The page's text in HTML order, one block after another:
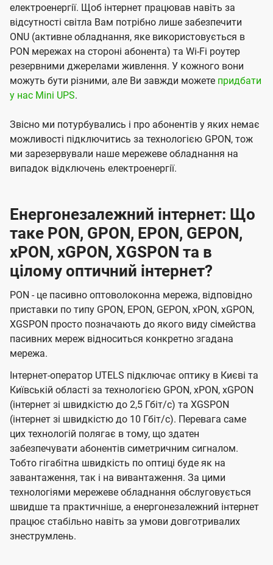
електроенергії. Щоб інтернет працював навіть за
відсутності світла Вам потрібно лише забезпечити
ONU (активне обладнання, яке використовується в
PON мережах на стороні абонента) та Wi-Fi роутер
резервними джерелами живлення. У кожного вони
можуть бути різними, але Ви завжди можете придбати
у нас Mini UPS.
Звісно ми потурбувались і про абонентів у яких немає
можливості підключитись за технологією GPON, тож
ми зарезервували наше мережеве обладнання на
випадок відключень електроенергії.
Енергонезалежний інтернет: Що
таке PON, GPON, EPON, GEPON,
xPON, xGPON, XGSPON та в
цілому оптичний інтернет?
PON - це пасивно оптоволоконна мережа, відповідно
приставки по типу GPON, EPON, GEPON, xPON, xGPON,
XGSPON просто позначають до якого виду сімейства
пасивних мереж відноситься конкретно згадана
мережа.
Інтернет-оператор UTELS підключає оптику в Києві та
Київській області за технологією GPON, xPON, xGPON
(інтернет зі швидкістю до 2,5 Гбіт/с) та XGSPON
(інтернет зі швидкістю до 10 Гбіт/с). Перевага саме
цих технологій полягає в тому, що здатен
забезпечувати абонентів симетричним сигналом.
Тобто гігабітна швидкість по оптиці буде як на
завантаження, так і на вивантаження. За цими
технологіями мережеве обладнання обслуговується
швидше та практичніше, а енергонезалежний інтернет
працює стабільно навіть за умови довготривалих
знеструмлень.